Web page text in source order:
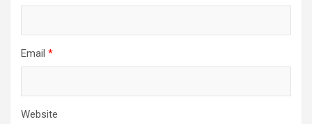
Email *
Website